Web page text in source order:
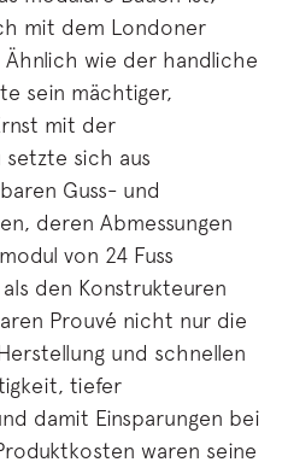
mit dem Londoner
Ähnlich wie der handliche
sein mächtiger,
mit der
setzte sich aus
Guss- und
deren Abmessungen
von 24 Fuss
den Konstrukteuren
Prouvé nicht nur die
und schnellen
tiefer
damit Einsparungen bei
waren seine